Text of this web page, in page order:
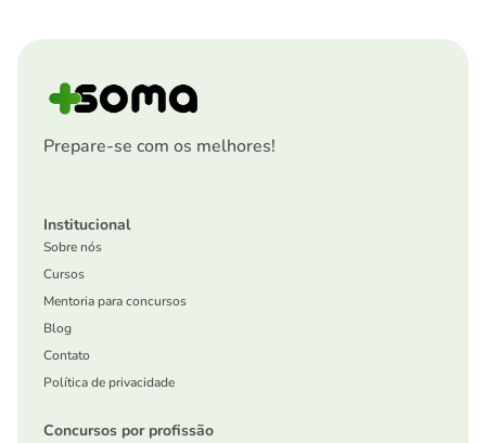
Prepare-se com os melhores!
Institucional
Sobre nós
Cursos
Mentoria para concursos
Blog
Contato
Política de privacidade
Concursos por profissão